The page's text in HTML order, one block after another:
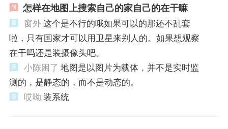
怎样在地图上搜索自己的家自己的在干嘛
窗外这个是不行的哦如果可以的那还不乱套
啦，只有国家才可以用卫星来别人的。如果想观察
在干吗还是装摄像头吧。
小陈困了 地图是以图片为载体，并不是实时监
测的，是静态的，而不是动态的。
哎呦 装系统